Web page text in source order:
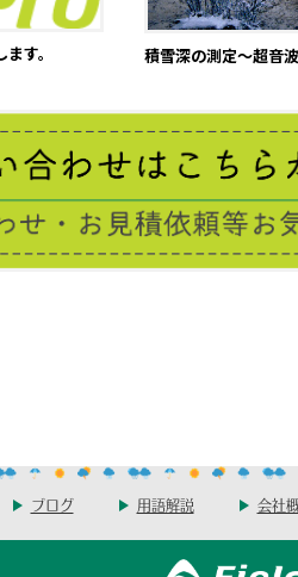
す。 積雪深の測定～超音
ブログ 用語解説 会社